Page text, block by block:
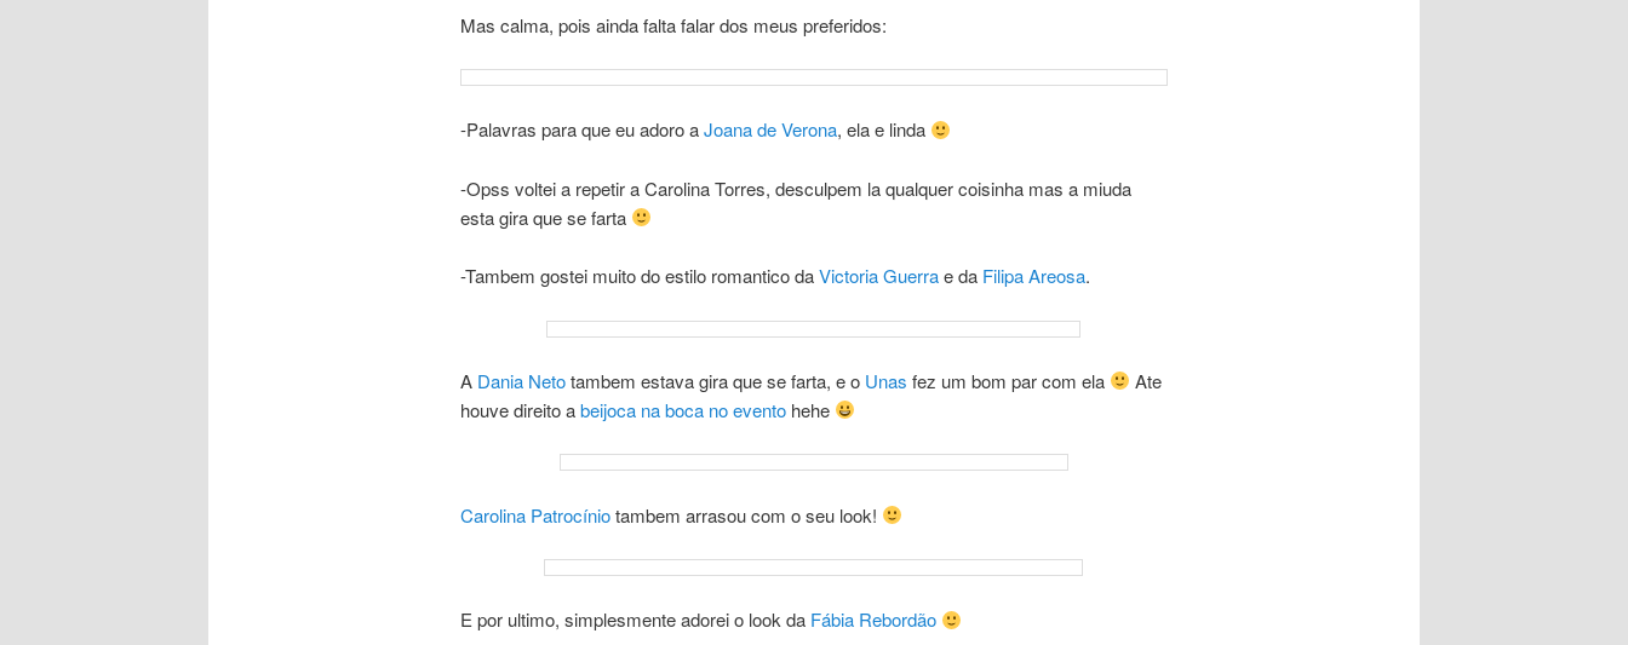
Mas calma, pois ainda falta falar dos meus preferidos:
-Palavras para que eu adoro aJoana de Verona, ela e linda
-Opss voltei a repetir a Carolina Torres, desculpem la qualquer coisinha mas a miuda
esta gira que se farta
-Tambem gostei muito do estilo romantico daVictoria Guerrae da Filipa Areosa.
A Dania Netotambem estava gira que se farta, e o Unas fez um bom par com ela
Ate
houve direito abeijoca na boca no eventohehe
Carolina Patrocíniotambem arrasou com o seu look!
E por ultimo, simplesmente adorei o look da Fábia Rebordão